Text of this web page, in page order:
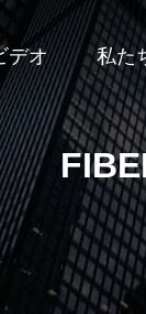
デオ 私た